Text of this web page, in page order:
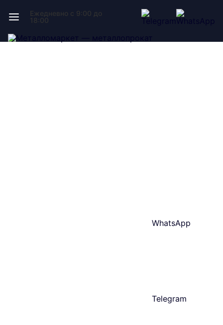
Ежедневно с 9:00 до
18:00
WhatsApp
Telegram